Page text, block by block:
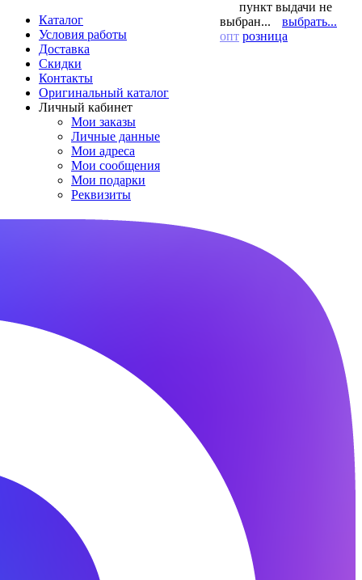
Каталог
Условия работы
Доставка
Скидки
Контакты
Оригинальный каталог
Личный кабинет
Мои заказы
Личные данные
Мои адреса
Мои сообщения
Мои подарки
Реквизиты
пункт выдачи не
выбран...
выбрать...
опт розница